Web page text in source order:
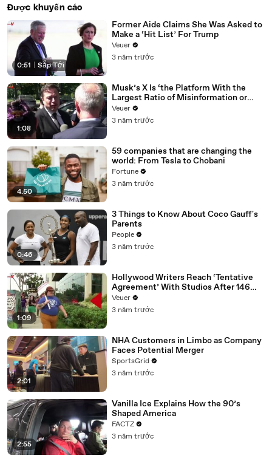
Được khuyến cáo
0:51 Sắp Tới
Former Aide Claims She Was Asked to
Make a ‘Hit List’ For Trump
Veuer
3 năm trước
1:08
Musk’s X Is ‘the Platform With the
Largest Ratio of Misinformation or
Disinformation’ Amongst All Social
Media Platforms
Veuer
3 năm trước
4:50
59 companies that are changing the
world: From Tesla to Chobani
Fortune
3 năm trước
0:46
3 Things to Know About Coco Gauff's
Parents
People
3 năm trước
1:09
Hollywood Writers Reach ‘Tentative
Agreement’ With Studios After 146
Day Strike
Veuer
3 năm trước
2:01
NHA Customers in Limbo as Company
Faces Potential Merger
SportsGrid
3 năm trước
2:55
Vanilla Ice Explains How the 90’s
Shaped America
FACTZ
3 năm trước